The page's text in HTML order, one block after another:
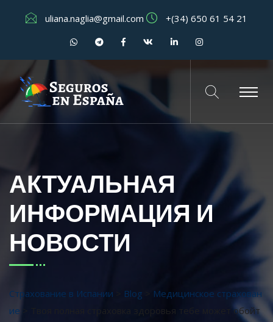
uliana.naglia@gmail.com +(34) 650 61 54 21
АКТУАЛЬНАЯ
ИНФОРМАЦИЯ И
НОВОСТИ
Страхование в Испании Blog
Медицинское страхован
ие
Твоя полная страховка здоровья тебе может обойт